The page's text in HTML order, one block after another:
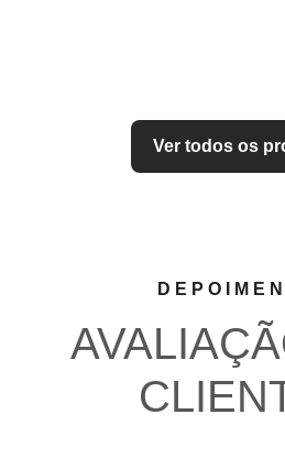
Ver todos os